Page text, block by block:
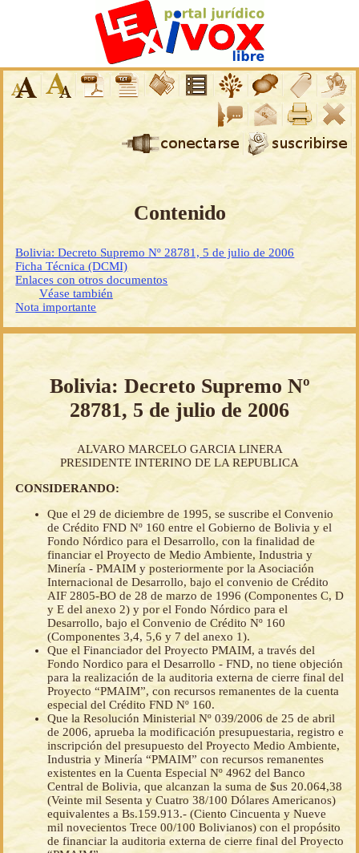
Contenido
Bolivia: Decreto Supremo Nº 28781, 5 de julio de 2006
Ficha Técnica (DCMI)
Enlaces con otros documentos
Véase también
Nota importante
Bolivia: Decreto Supremo Nº
28781, 5 de julio de 2006
ALVARO MARCELO GARCIA LINERA
PRESIDENTE INTERINO DE LA REPUBLICA
CONSIDERANDO:
Que el 29 de diciembre de 1995, se suscribe el Convenio
de Crédito FND Nº 160 entre el Gobierno de Bolivia y el
Fondo Nórdico para el Desarrollo, con la finalidad de
financiar el Proyecto de Medio Ambiente, Industria y
Minería - PMAIM y posteriormente por la Asociación
Internacional de Desarrollo, bajo el convenio de Crédito
AIF 2805-BO de 28 de marzo de 1996 (Componentes C, D
y E del anexo 2) y por el Fondo Nórdico para el
Desarrollo, bajo el Convenio de Crédito Nº 160
(Componentes 3,4, 5,6 y 7 del anexo 1).
Que el Financiador del Proyecto PMAIM, a través del
Fondo Nordico para el Desarrollo - FND, no tiene objeción
para la realización de la auditoria externa de cierre final del
Proyecto “PMAIM”, con recursos remanentes de la cuenta
especial del Crédito FND Nº 160.
Que la Resolución Ministerial Nº 039/2006 de 25 de abril
de 2006, aprueba la modificación presupuestaria, registro e
inscripción del presupuesto del Proyecto Medio Ambiente,
Industria y Minería “PMAIM” con recursos remanentes
existentes en la Cuenta Especial Nº 4962 del Banco
Central de Bolivia, que alcanzan la suma de $us 20.064,38
(Veinte mil Sesenta y Cuatro 38/100 Dólares Americanos)
equivalentes a Bs.159.913.- (Ciento Cincuenta y Nueve
mil novecientos Trece 00/100 Bolivianos) con el propósito
de financiar la auditoria externa de cierre final del Proyecto